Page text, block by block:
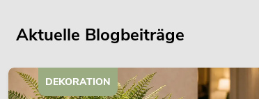
Aktuelle Blogbeiträge
DEKORATION